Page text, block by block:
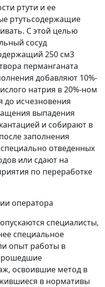
ртути и ее
ртутьсодержащие
С этой целью
сосуд
250 см3
перманганата
добавляют 10%-
натрия в 20%-ном
до исчезновения
выпадения
и собирают в
заполнения
отведенных
или сдают на
по переработке
оператора
специалисты,
специальное
опыт работы в
освоившие метод в
в нормативы